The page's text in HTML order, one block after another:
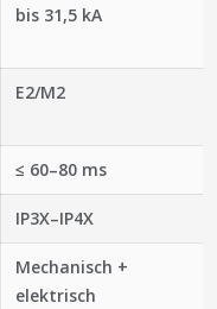
bis 31,5 kA
E2/M2
≤ 60–80 ms
IP3X–IP4X
Mechanisch +
elektrisch